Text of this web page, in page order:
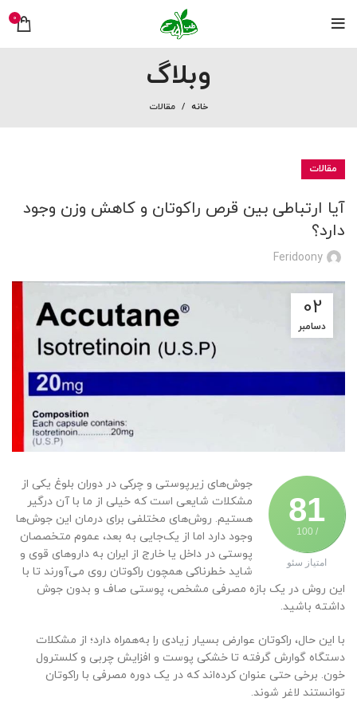
0
وبلاگ
خانه مقالات
مقالات
آیا ارتباطی بین قرص راکوتان و کاهش وزن وجود
دارد؟
Feridoony
02
دسامبر
81
/ 100
امتیاز سئو
جوش‌های زیرپوستی و چرکی در دوران بلوغ یکی از
مشکلات شایعی است که خیلی از ما با آن درگیر
هستیم. روش‌های مختلفی برای درمان این جوش‌ها
وجود دارد اما از یک‌جایی به بعد، عموم متخصصان
پوستی در داخل یا خارج از ایران به داروهای قوی‌ و
شاید خطرناکی همچون راکوتان روی می‌آورند تا با
این روش در یک بازه مصرفی مشخص، پوستی صاف و بدون جوش
داشته باشید.
با این حال، راکوتان عوارض بسیار زیادی را به‌همراه دارد؛ از مشکلات
دستگاه گوارش گرفته تا خشکی پوست و افزایش چربی و کلسترول
خون. برخی حتی عنوان کرده‌اند که در یک دوره مصرفی با راکوتان
توانستند لاغر شوند.